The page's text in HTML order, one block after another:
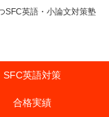
SFC英語・小論文対策塾
SFC英語対策
合格実績